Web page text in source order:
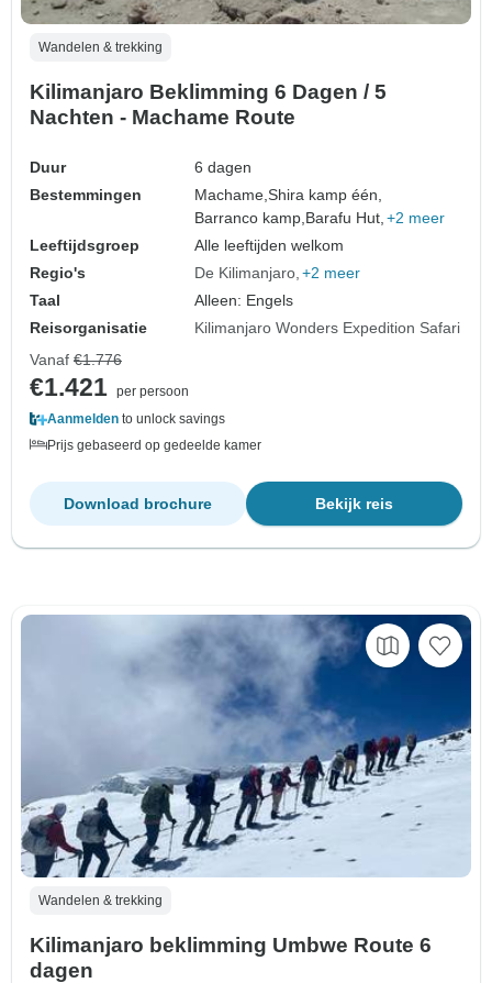
Wandelen & trekking
Kilimanjaro Beklimming 6 Dagen / 5
Nachten - Machame Route
Duur
6 dagen
Bestemmingen
Machame,Shira kamp één,
Barranco kamp, Barafu Hut, +2 meer
Leeftijdsgroep
Alle leeftijden welkom
Regio's
De Kilimanjaro +2 meer
Taal
Alleen: Engels
Reisorganisatie
Kilimanjaro Wonders Expedition Safari
Vanaf €1.776
€1.421 per persoon
Aanmelden to unlock savings
Prijs gebaseerd op gedeelde kamer
Bekijk reis
Download brochure
Wandelen & trekking
Kilimanjaro beklimming Umbwe Route 6
dagen